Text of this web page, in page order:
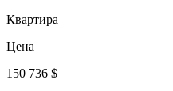
Квартира
Цена
150 736 $